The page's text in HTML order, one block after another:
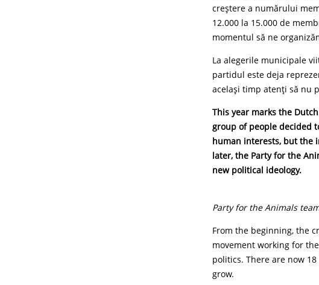
creștere a numărului
12.000 la 15.000 de
momentul să ne
La alegerile municipale
partidul este deja
același timp atenți să nu
This year marks the
group of people decided
human interests, but the
later, the Party for the
new political ideology.
Party for the Animals
From the beginning, the
movement working for
politics. There are now
grow.